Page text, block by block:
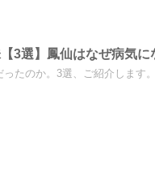
3選】鳳仙はなぜ病気に
たのか。3選、ご紹介しま